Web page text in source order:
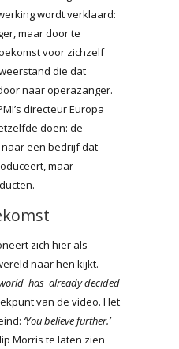
wordt verklaard:
maar door te
voor zichzelf
die dat
naar operazanger.
directeur Europa
doen: de
een bedrijf dat
maar
zich hier als
naar hen kijkt.
world has already decided
van de video. Het
‘You believe further.’
Morris te laten zien